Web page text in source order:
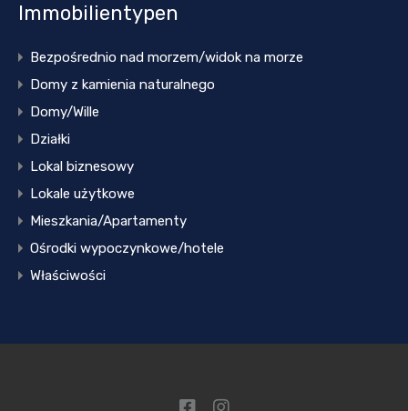
Immobilientypen
Bezpośrednio nad morzem/widok na morze
Domy z kamienia naturalnego
Domy/Wille
Działki
Lokal biznesowy
Lokale użytkowe
Mieszkania/Apartamenty
Ośrodki wypoczynkowe/hotele
Właściwości